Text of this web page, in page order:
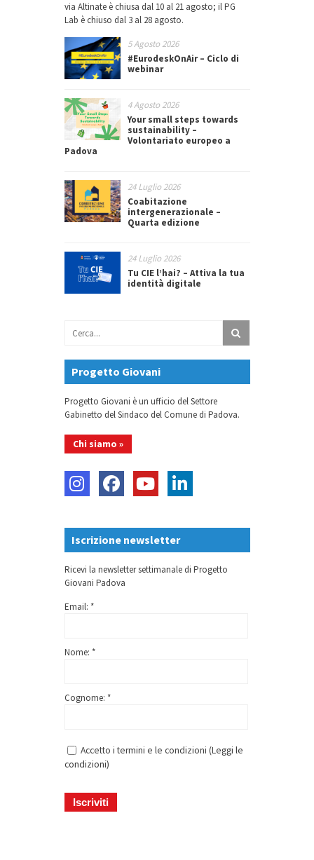
via Altinate è chiusa dal 10 al 21 agosto; il PG
Lab è chiuso dal 3 al 28 agosto.
5 Agosto 2026
#EurodeskOnAir – Ciclo di
webinar
4 Agosto 2026
Your small steps towards
sustainability –
Volontariato europeo a
Padova
24 Luglio 2026
Coabitazione
intergenerazionale –
Quarta edizione
24 Luglio 2026
Tu CIE l’hai? – Attiva la tua
identità digitale
Progetto Giovani
Progetto Giovani è un ufficio del Settore
Gabinetto del Sindaco del Comune di Padova.
Chi siamo »
Iscrizione newsletter
Ricevi la newsletter settimanale di Progetto
Giovani Padova
Email: *
Nome: *
Cognome: *
Accetto i termini e le condizioni (Leggi le
condizioni)